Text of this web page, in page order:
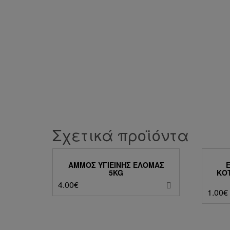
Σχετικά προϊόντα
ΆΜΜΟΣ ΥΓΙΕΙΝΉΣ ΕΛΟΜΆΣ
5KG
4.00€
1.00€